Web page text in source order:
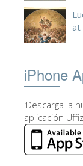
at
iPhone
¡Descarga la
aplicación